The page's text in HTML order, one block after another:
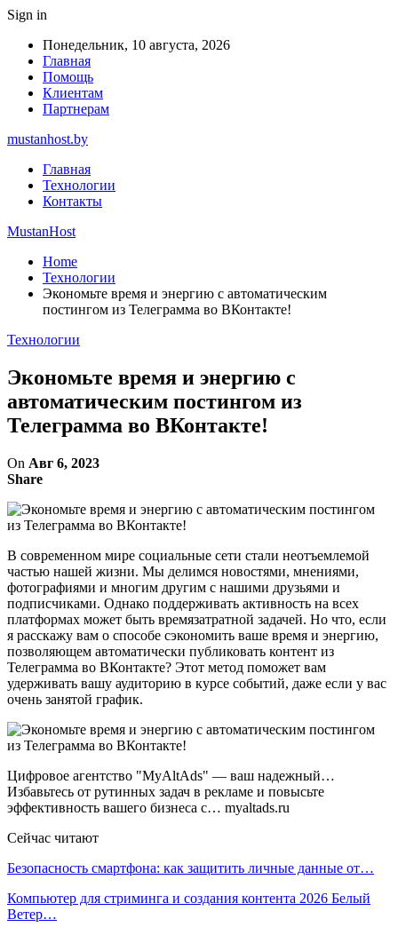
Sign in
Понедельник, 10 августа, 2026
Главная
Помощь
Клиентам
Партнерам
mustanhost.by
Главная
Технологии
Контакты
MustanHost
Home
Технологии
Экономьте время и энергию с автоматическим
постингом из Телеграмма во ВКонтакте!
Технологии
Экономьте время и энергию с
автоматическим постингом из
Телеграмма во ВКонтакте!
On Авг 6, 2023
Share
В современном мире социальные сети стали неотъемлемой
частью нашей жизни. Мы делимся новостями, мнениями,
фотографиями и многим другим с нашими друзьями и
подписчиками. Однако поддерживать активность на всех
платформах может быть времязатратной задачей. Но что, если
я расскажу вам о способе сэкономить ваше время и энергию,
позволяющем автоматически публиковать контент из
Телеграмма во ВКонтакте? Этот метод поможет вам
удерживать вашу аудиторию в курсе событий, даже если у вас
очень занятой график.
Цифровое агентство "MyAltAds" — ваш надежный…
Избавьтесь от рутинных задач в рекламе и повысьте
эффективность вашего бизнеса с… myaltads.ru
Сейчас читают
Безопасность смартфона: как защитить личные данные от…
Компьютер для стриминга и создания контента 2026 Белый
Ветер…